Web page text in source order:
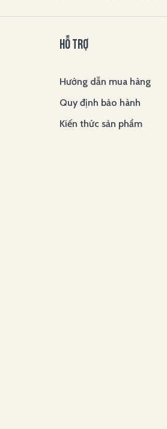
HỖ TRỢ
Hướng dẫn mua hàng
Quy định bảo hành
Kiến thức sản phẩm